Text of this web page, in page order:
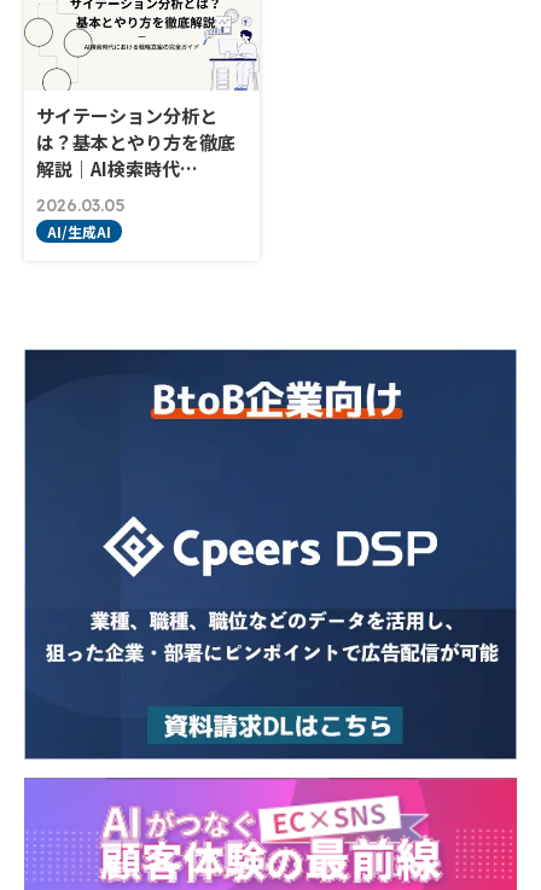
サイテーション分析と
は？基本とやり方を徹底
解説｜AI検索時代…
2026.03.05
AI/生成AI